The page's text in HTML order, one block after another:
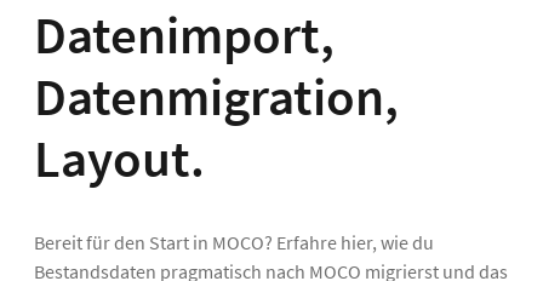
Datenimport,
Datenmigration,
Layout.
Bereit für den Start in MOCO? Erfahre hier, wie du
Bestandsdaten pragmatisch nach MOCO migrierst und das